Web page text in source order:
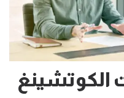
الكوتشينغ